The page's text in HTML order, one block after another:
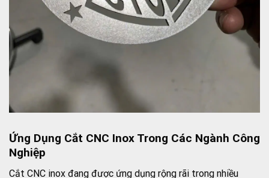
Ứng Dụng Cắt CNC Inox Trong Các Ngành Công
Nghiệp
Cắt CNC inox đang được ứng dụng rộng rãi trong nhiều